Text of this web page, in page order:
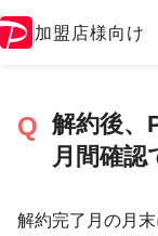
加盟店様向け
解約後、
月間確
解約完了月の月